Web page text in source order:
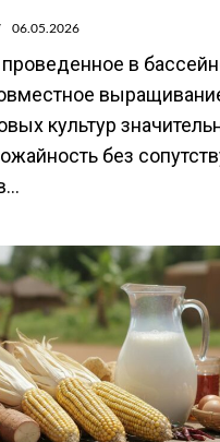
06.05.2026
в
культур
без